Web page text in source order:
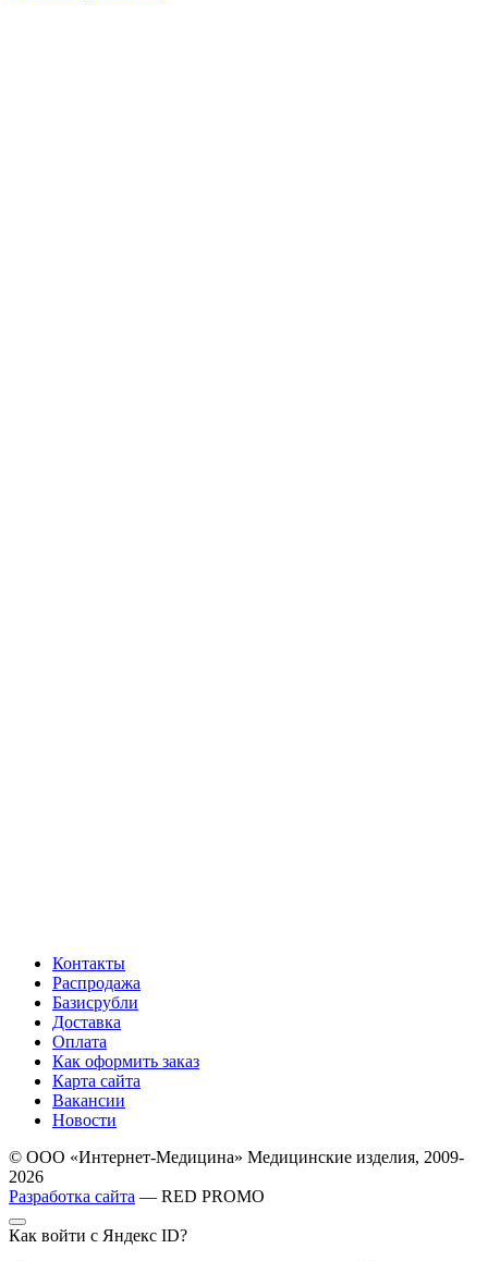
Контакты
Распродажа
Базисрубли
Доставка
Оплата
Как оформить заказ
Карта сайта
Вакансии
Новости
© ООО «Интернет-Медицина» Медицинские изделия, 2009-
2026
Разработка сайта — RED PROMO
Как войти с Яндекс ID?